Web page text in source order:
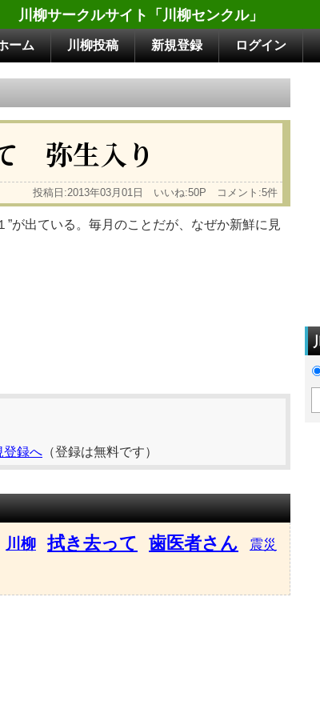
川柳サークルサイト「川柳センクル」
ーム 川柳投稿 新規登録 ログイン
弥生入り
投稿日:2013年03月01日 いいね:50P コメント:5件
が出ている。毎月のことだが、なぜか新鮮に見
登録へ （登録は無料です）
川柳 拭き去って 歯医者さん 震災